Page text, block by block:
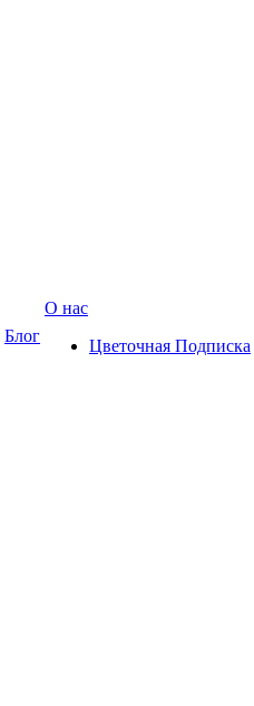
Блог
О нас
Цветочная Подписка